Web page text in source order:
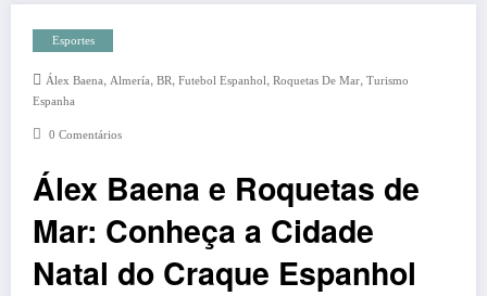
Esportes
Álex Baena, Almería, BR, Futebol Espanhol , Roquetas De Mar, Turismo
Espanha
0 Comentários
Álex Baena e Roquetas de
Mar: Conheça a Cidade
Natal do Craque Espanhol